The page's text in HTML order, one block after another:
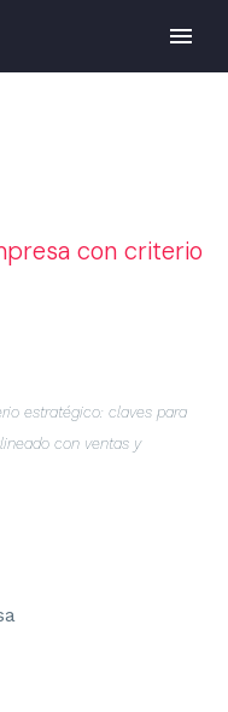
con criterio
estratégico: claves para
con ventas y